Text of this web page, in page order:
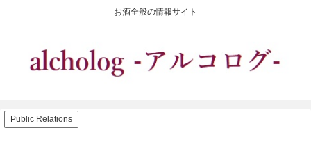
お酒全般の情報サイト
Public Relations